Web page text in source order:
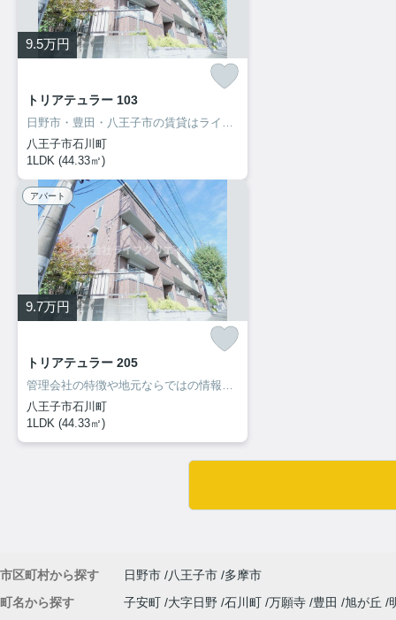
9.5万円
トリアテュラー 103
日野市・豊田・八王子市の賃貸はライフクリエイト豊田駅前店へ♪ご来店・お問い合わせをお待ちしてます♪♪
八王子市石川町
1LDK (44.33㎡)
アパート
9.7万円
トリアテュラー 205
管理会社の特徴や地元ならではの情報も当社ならお伝え出来ます！
八王子市石川町
1LDK (44.33㎡)
市区町村から探す 日野市 八王子市 多摩市
町名から探す
子安町 大字日野 石川町 万願寺 豊田 旭が丘